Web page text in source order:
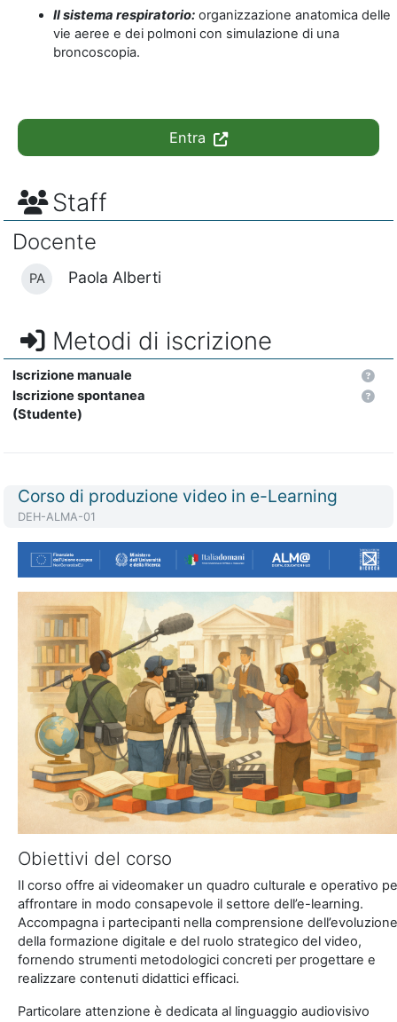
Il sistema respiratorio: organizzazione anatomica delle
vie aeree e dei polmoni con simulazione di una
broncoscopia.
Entra
Staff
Docente
PA Paola Alberti
Metodi di iscrizione
Iscrizione manuale
Iscrizione spontanea
(Studente)
Titolo del corso
Corso di produzione video in e-Learning
Codice identificativo del corso
DEH-ALMA-01
Obiettivi del corso
Il corso offre ai videomaker un quadro culturale e operativo
affrontare in modo consapevole il settore dell’e-learning.
Accompagna i partecipanti nella comprensione dell’evoluzione
della formazione digitale e del ruolo strategico del video,
fornendo strumenti metodologici concreti per progettare e
realizzare contenuti didattici efficaci.
Particolare attenzione è dedicata al linguaggio audiovisivo